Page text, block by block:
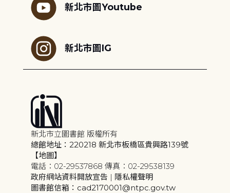
新北市圖Youtube
新北市圖IG
新北市立圖書館 版權所有
總館地址：220218 新北市板橋區貴興路139號
【地圖】
電話：02-29537868 傳真：02-29538139
政府網站資料開放宣告 | 隱私權聲明
圖書館信箱：cad2170001@ntpc.gov.tw